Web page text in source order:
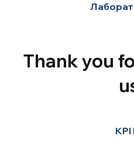
Thank you
KPI